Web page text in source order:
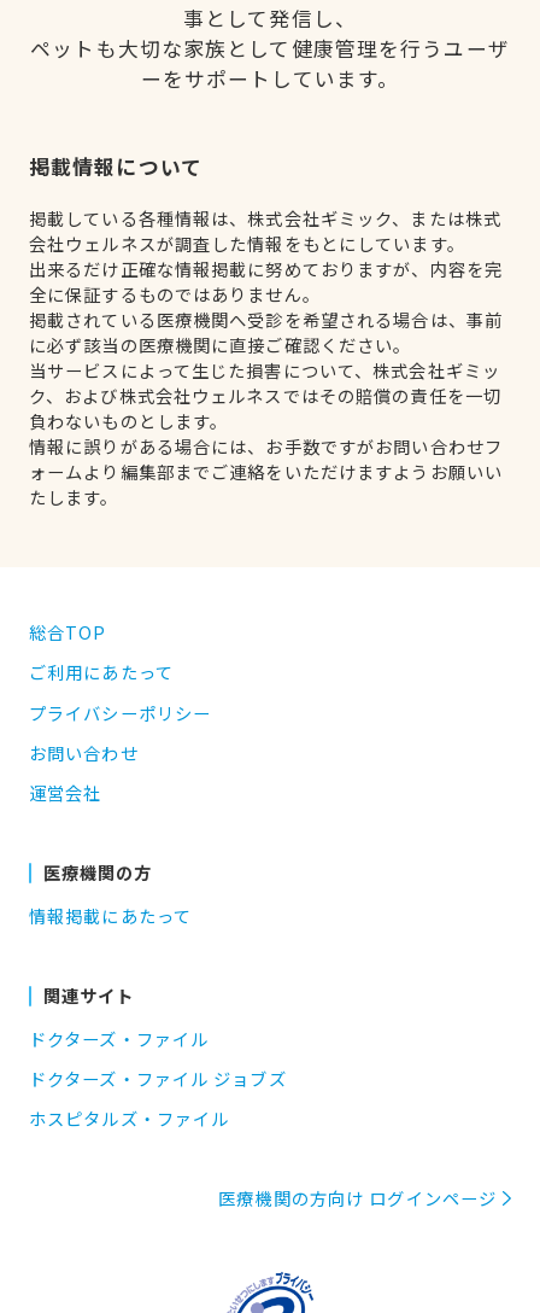
事として発信し、
ペットも大切な家族として健康管理を行うユーザ
ーをサポートしています。
掲載情報について
掲載している各種情報は、株式会社ギミック、または株式
会社ウェルネスが調査した情報をもとにしています。
出来るだけ正確な情報掲載に努めておりますが、内容を完
全に保証するものではありません。
掲載されている医療機関へ受診を希望される場合は、事前
に必ず該当の医療機関に直接ご確認ください。
当サービスによって生じた損害について、株式会社ギミッ
ク、および株式会社ウェルネスではその賠償の責任を一切
負わないものとします。
情報に誤りがある場合には、お手数ですがお問い合わせフ
ォームより編集部までご連絡をいただけますようお願いい
たします。
総合TOP
ご利用にあたって
プライバシーポリシー
お問い合わせ
運営会社
医療機関の方
情報掲載にあたって
関連サイト
ドクターズ・ファイル
ドクターズ・ファイル ジョブズ
ホスピタルズ・ファイル
医療機関の方向け ログインページ